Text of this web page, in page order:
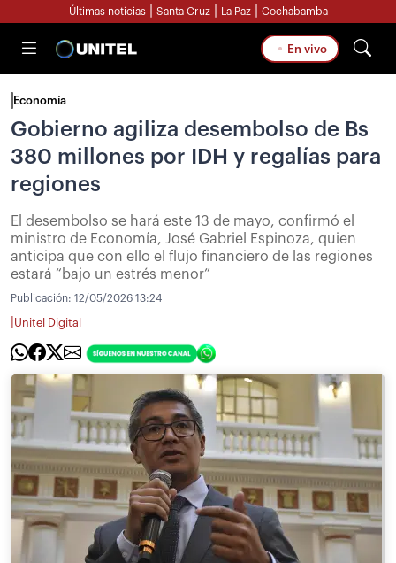
Últimas noticias Santa Cruz La Paz Cochabamba
En vivo
Economía
Gobierno agiliza desembolso de Bs
380 millones por IDH y regalías para
regiones
El desembolso se hará este 13 de mayo, confirmó el
ministro de Economía, José Gabriel Espinoza, quien
anticipa que con ello el flujo financiero de las regiones
estará “bajo un estrés menor”
Publicación: 12/05/2026 13:24
Unitel Digital